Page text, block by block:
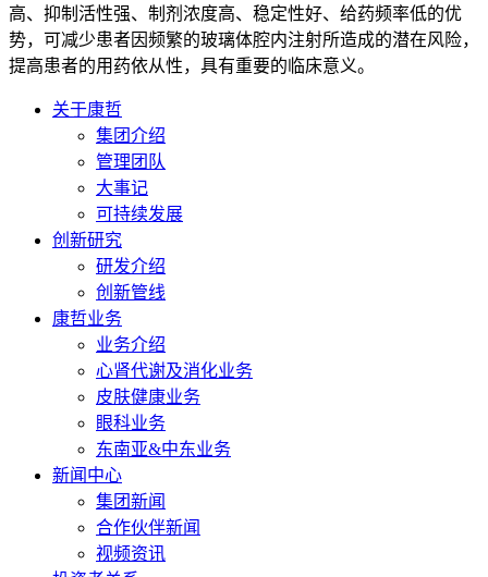
高、抑制活性强、制剂浓度高、稳定性好、给药频率低的优
势，可减少患者因频繁的玻璃体腔内注射所造成的潜在风险，
提高患者的用药依从性，具有重要的临床意义。
关于康哲
集团介绍
管理团队
大事记
可持续发展
创新研究
研发介绍
创新管线
康哲业务
业务介绍
心肾代谢及消化业务
皮肤健康业务
眼科业务
东南亚&中东业务
新闻中心
集团新闻
合作伙伴新闻
视频资讯